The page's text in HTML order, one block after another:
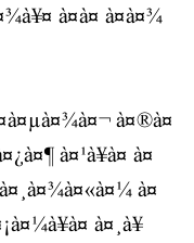
à¤à¤ à¤à¤¾
à¤®à¤
à¤¹à¥à¤ à¤
à¤¸à¤¾à¤«à¤¼ à¤
à¤¸à¥